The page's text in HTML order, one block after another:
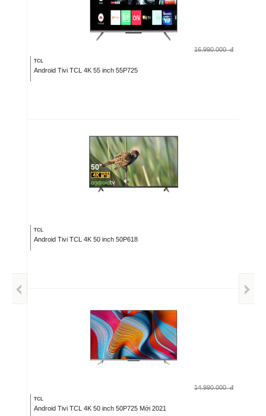
16.990.000 đ
TCL
Android Tivi TCL 4K 55 inch 55P725
TCL
Android Tivi TCL 4K 50 inch 50P618
14.990.000 đ
TCL
Android Tivi TCL 4K 50 inch 50P725 Mới 2021